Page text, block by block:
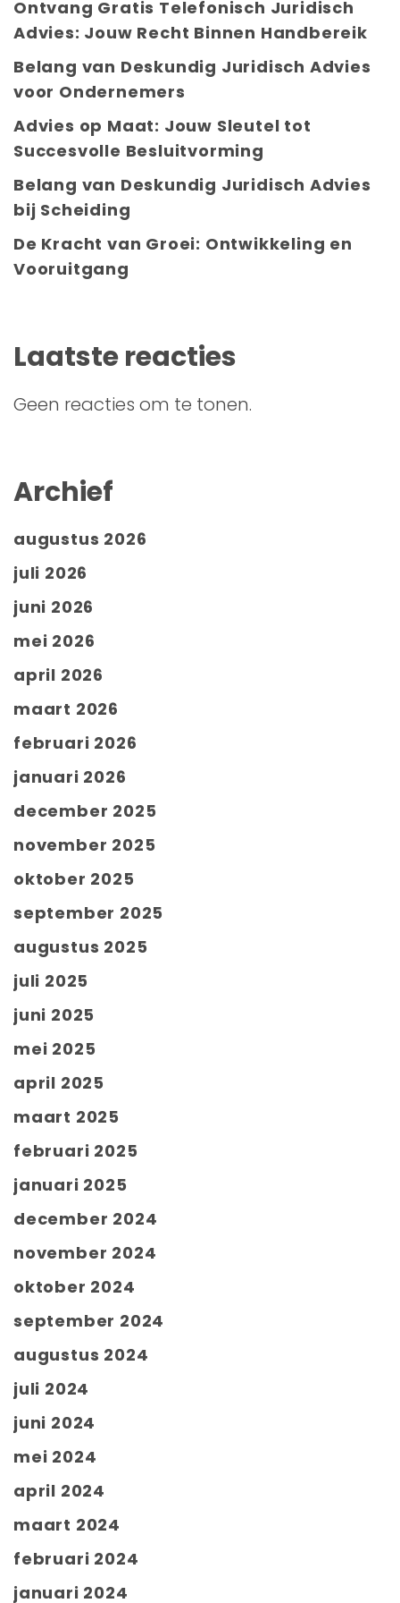
Ontvang Gratis Telefonisch Juridisch
Advies: Jouw Recht Binnen Handbereik
Belang van Deskundig Juridisch Advies
voor Ondernemers
Advies op Maat: Jouw Sleutel tot
Succesvolle Besluitvorming
Belang van Deskundig Juridisch Advies
bij Scheiding
De Kracht van Groei: Ontwikkeling en
Vooruitgang
Laatste reacties
Geen reacties om te tonen.
Archief
augustus 2026
juli 2026
juni 2026
mei 2026
april 2026
maart 2026
februari 2026
januari 2026
december 2025
november 2025
oktober 2025
september 2025
augustus 2025
juli 2025
juni 2025
mei 2025
april 2025
maart 2025
februari 2025
januari 2025
december 2024
november 2024
oktober 2024
september 2024
augustus 2024
juli 2024
juni 2024
mei 2024
april 2024
maart 2024
februari 2024
januari 2024